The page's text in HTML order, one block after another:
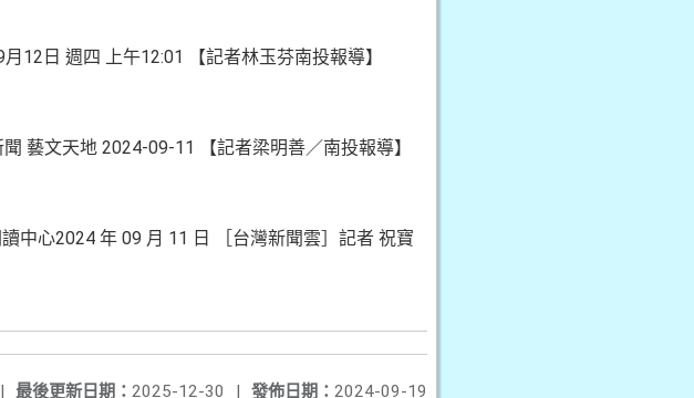
12日 週四 上午12:01 【記者林玉芬南投報導】
藝文天地 2024-09-11 【記者梁明善／南投報導】
中心2024 年 09 月 11 日 ［台灣新聞雲］記者 祝寶
發佈日期： 2024-09-19
最後更新日期： 2025-12-30 |
|